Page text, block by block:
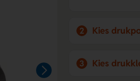
2 Kies
3 Kies